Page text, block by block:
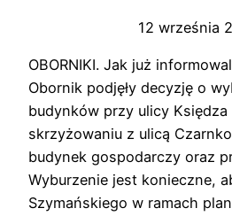
12 września
OBORNIKI. Jak już
Obornik podjęły decyzję o
budynków przy ulicy Księdza
skrzyżowaniu z ulicą
budynek gospodarczy oraz
Wyburzenie jest konieczne,
Szymańskiego w ramach